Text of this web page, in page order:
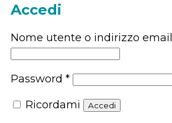
Accedi
Nome utente o indirizzo email
Password *
Ricordami
Accedi